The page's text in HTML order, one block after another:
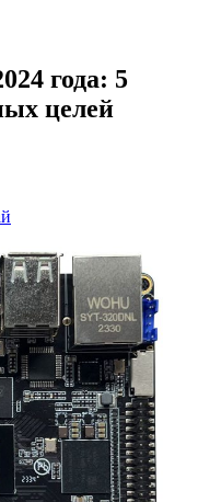
года: 5
целей